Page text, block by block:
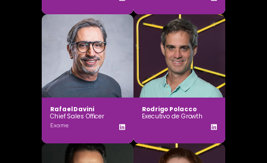
Rafael Davini
Chief Sales Officer
Exame
Rodrigo Polacco
Executivo de Growth